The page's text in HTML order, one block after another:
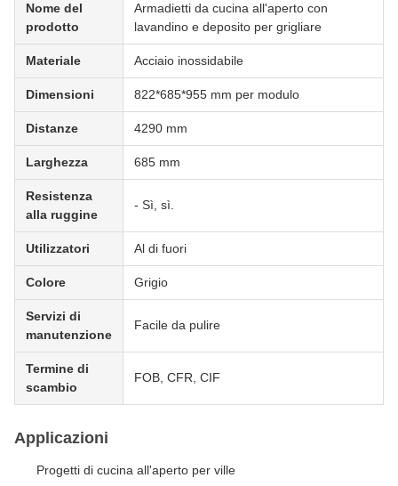
Nome del
prodotto
Armadietti da cucina all'aperto con
lavandino e deposito per grigliare
Materiale Acciaio inossidabile
Dimensioni 822*685*955 mm per modulo
Distanze 4290 mm
Larghezza 685 mm
Resistenza
alla ruggine
- Sì, sì.
Utilizzatori Al di fuori
Colore Grigio
Servizi di
manutenzione
Facile da pulire
Termine di
scambio
FOB, CFR, CIF
Applicazioni
Progetti di cucina all'aperto per ville